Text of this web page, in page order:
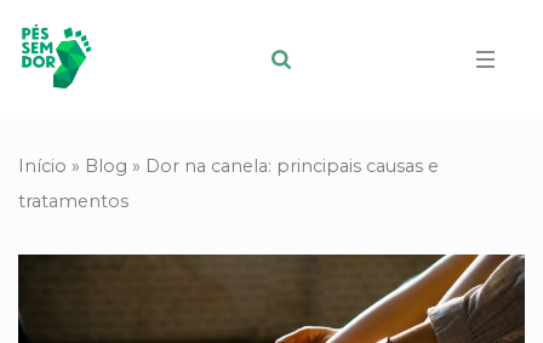
Início » Blog » Dor na canela: principais causas e
tratamentos